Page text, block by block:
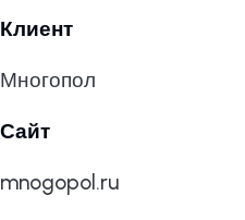
Клиент
Многопол
Сайт
mnogopol.ru